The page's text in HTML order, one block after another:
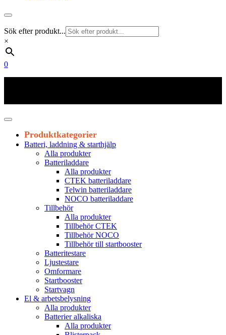
Sök efter produkt...
×
0
Produktkategorier
Batteri, laddning & starthjälp
Alla produkter
Batteriladdare
Alla produkter
CTEK batteriladdare
Telwin batteriladdare
NOCO batteriladdare
Tillbehör
Alla produkter
Tillbehör CTEK
Tillbehör NOCO
Tillbehör till startbooster
Batteritestare
Ljustestare
Omformare
Startbooster
Startvagn
El & arbetsbelysning
Alla produkter
Batterier alkaliska
Alla produkter